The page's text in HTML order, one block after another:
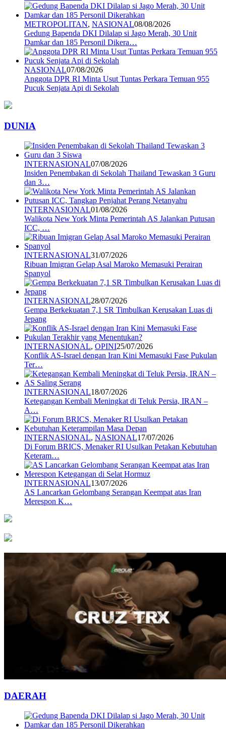
METROPOLITAN, NASIONAL08/08/2026
Gedung Bapenda DKI Dilalap si Jago Merah, 30 Unit
Damkar dan 185 Personil Dikera…
NASIONAL07/08/2026
Anggota DPR RI Minta Usut Tuntas Perkara Temuan 955
Pucuk Senjata Api di Sekolah
DUNIA
INTERNASIONAL07/08/2026
Insiden Penembakan di Sekolah Thailand Tewaskan 3 Guru
dan 3…
INTERNASIONAL01/08/2026
Walikota New York Minta Pemerintah AS Jalankan Putusan
ICC, …
INTERNASIONAL31/07/2026
Ribuan Imigran Gelap Asal Maroko Memasuki Perairan
Spanyol
INTERNASIONAL28/07/2026
Gempa Berkekuatan 7,1 SR Timbulkan Kerusakan Luas di
Jepang
INTERNASIONAL, OPINI25/07/2026
Konflik AS-Israel dengan Iran Kini Memasuki Fase Pukulan
Ter…
INTERNASIONAL18/07/2026
Ketegangan Kembali Meningkat di Teluk Persia, IRAN –
A…
INTERNASIONAL, NASIONAL17/07/2026
Di Forum BRICS, Menaker RI Usulkan Petakan Kebutuhan
Keteram…
INTERNASIONAL13/07/2026
AS Lancarkan Gelombang Serangan Keempat atas Iran
Merespon K…
DAERAH